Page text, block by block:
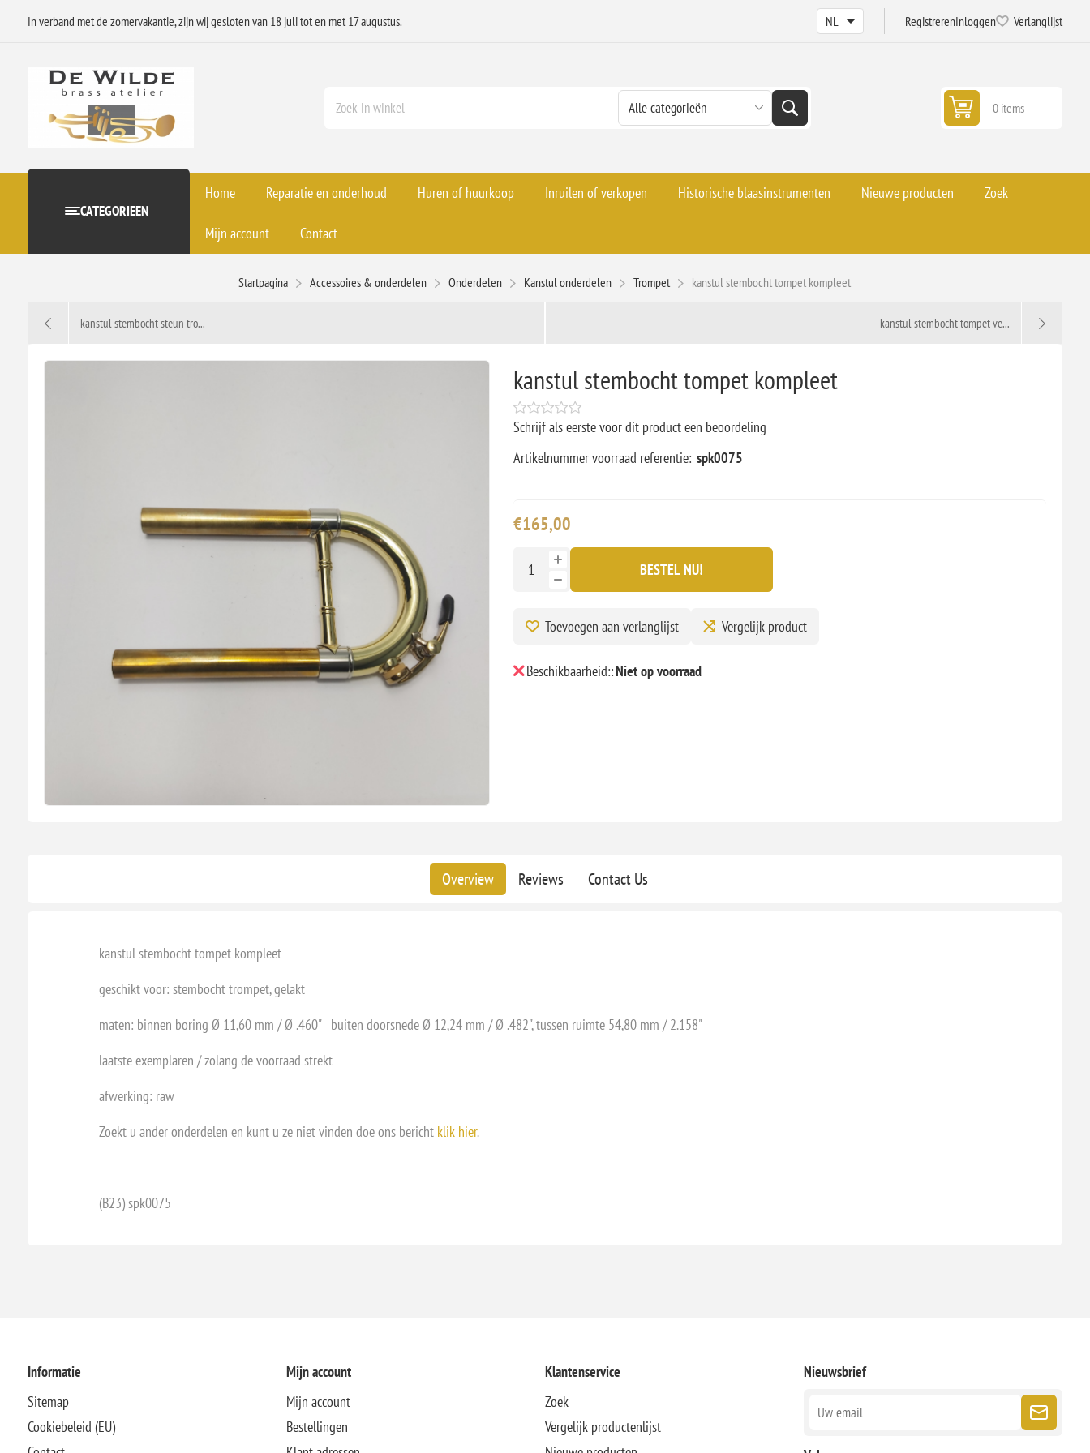
In verband met de zomervakantie, zijn wij gesloten van 18 juli tot en met 17 augustus. RegistrerenInloggen Verlanglijst
0 items
CATEGORIEEN
Home Reparatie en onderhoud Huren of huurkoop Inruilen of verkopen Historische blaasinstrumenten Nieuwe producten Zoek
Mijn account Contact
Startpagina Accessoires & onderdelen Onderdelen Kanstul onderdelen Trompet kanstul stembocht tompet kompleet
kanstul stembocht steun tro... kanstul stembocht tompet ve...
kanstul stembocht tompet kompleet
Schrijf als eerste voor dit product een beoordeling
Artikelnummer voorraad referentie: spk0075
€165,00
BESTEL NU!
Toevoegen aan verlanglijst Vergelijk product
Beschikbaarheid::Niet op voorraad
Overview Reviews Contact Us
kanstul stembocht tompet kompleet
geschikt voor: stembocht trompet, gelakt
maten: binnen boring Ø 11,60 mm / Ø .460" buiten doorsnede Ø 12,24 mm / Ø .482", tussen ruimte 54,80 mm / 2.158"
laatste exemplaren / zolang de voorraad strekt
afwerking: raw
Zoekt u ander onderdelen en kunt u ze niet vinden doe ons bericht klik hier.
(B23) spk0075
Informatie
Sitemap
Cookiebeleid (EU)
Mijn account
Mijn account
Bestellingen
Klantenservice
Zoek
Vergelijk productenlijst
Nieuwsbrief